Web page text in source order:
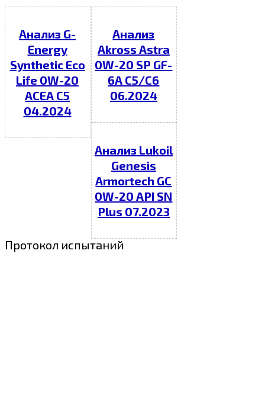
Анализ G-
Energy
Synthetic Eco
Life 0W-20
ACEA C5
04.2024
Анализ
Akross Astra
0W-20 SP GF-
6A C5/C6
06.2024
Анализ Lukoil
Genesis
Armortech GC
0W-20 API SN
Plus 07.2023
Протокол испытаний